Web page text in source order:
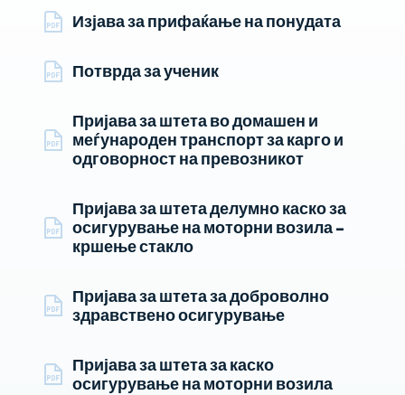
Изјава за прифаќање на понудата
Потврда за ученик
Пријава за штета во домашен и
меѓународен транспорт за карго и
одговорност на превозникот
Пријава за штета делумно каско за
осигурување на моторни возила –
кршење стакло
Пријава за штета за доброволно
здравствено осигурување
Пријава за штета за каско
осигурување на моторни возила